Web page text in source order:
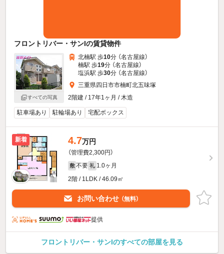
フロントリバー・サンIの賃貸物件
すべての写真
北楠駅 歩10分 （名古屋線）
楠駅 歩19分 （名古屋線）
塩浜駅 歩30分 （名古屋線）
三重県四日市市楠町北五味塚
2階建 / 17年1ヶ月 / 木造
駐車場あり 駐輪場あり 宅配ボックス
新着 4.7万円
（管理費2,300円）
敷 不要 礼 1.0ヶ月
2階 / 1LDK / 46.09㎡
お問い合わせ （無料）
提供
フロントリバー・サンIのすべての部屋を見る